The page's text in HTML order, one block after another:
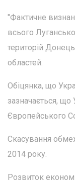
"Фактичне
всього
територій
областей.
Обіцянка, що
зазначається,
Європейського
Скасування
2014 року.
Розвиток